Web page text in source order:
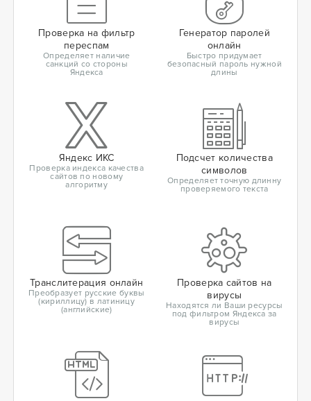
Проверка на фильтр
переспам
Определяет наличие
санкций со стороны
Яндекса
Генератор паролей
онлайн
Быстро придумает
безопасный пароль нужной
длины
Яндекс ИКС
Проверка индекса качества
сайтов по новому
алгоритму
Подсчет количества
символов
Определяет точную длинну
проверяемого текста
Транслитерация онлайн
Преобразует русские буквы
(кириллицу) в латиницу
(английские)
Проверка сайтов на
вирусы
Находятся ли Ваши ресурсы
под фильтром Яндекса за
вирусы